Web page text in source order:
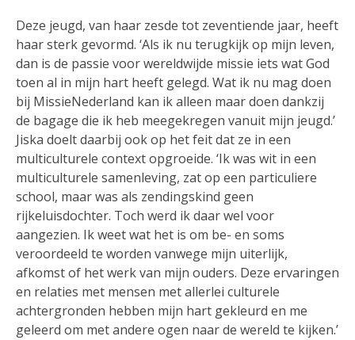
Deze jeugd, van haar zesde tot zeventiende jaar, heeft
haar sterk gevormd. ‘Als ik nu terugkijk op mijn leven,
dan is de passie voor wereldwijde missie iets wat God
toen al in mijn hart heeft gelegd. Wat ik nu mag doen
bij MissieNederland kan ik alleen maar doen dankzij
de bagage die ik heb meegekregen vanuit mijn jeugd.’
Jiska doelt daarbij ook op het feit dat ze in een
multiculturele context opgroeide. ‘Ik was wit in een
multiculturele samenleving, zat op een particuliere
school, maar was als zendingskind geen
rijkeluisdochter. Toch werd ik daar wel voor
aangezien. Ik weet wat het is om be- en soms
veroordeeld te worden vanwege mijn uiterlijk,
afkomst of het werk van mijn ouders. Deze ervaringen
en relaties met mensen met allerlei culturele
achtergronden hebben mijn hart gekleurd en me
geleerd om met andere ogen naar de wereld te kijken.’